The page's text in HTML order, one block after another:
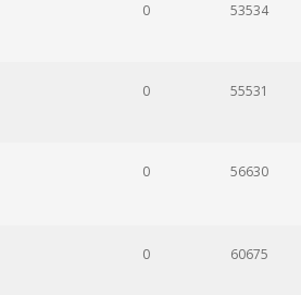
0 53534
0 55531
0 56630
0 60675